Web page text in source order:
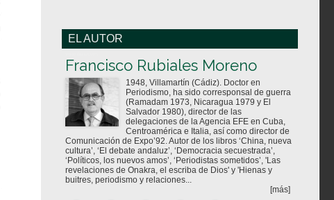
EL AUTOR
Francisco Rubiales Moreno
1948, Villamartín (Cádiz). Doctor en
Periodismo, ha sido corresponsal de guerra
(Ramadam 1973, Nicaragua 1979 y El
Salvador 1980), director de las
delegaciones de la Agencia EFE en Cuba,
Centroamérica e Italia, así como director de
Comunicación de Expo’92. Autor de los libros ‘China, nueva
cultura’, ‘El debate andaluz’, ‘Democracia secuestrada’,
‘Políticos, los nuevos amos’, ‘Periodistas sometidos’, 'Las
revelaciones de Onakra, el escriba de Dios' y 'Hienas y
buitres, periodismo y relaciones...
[más]